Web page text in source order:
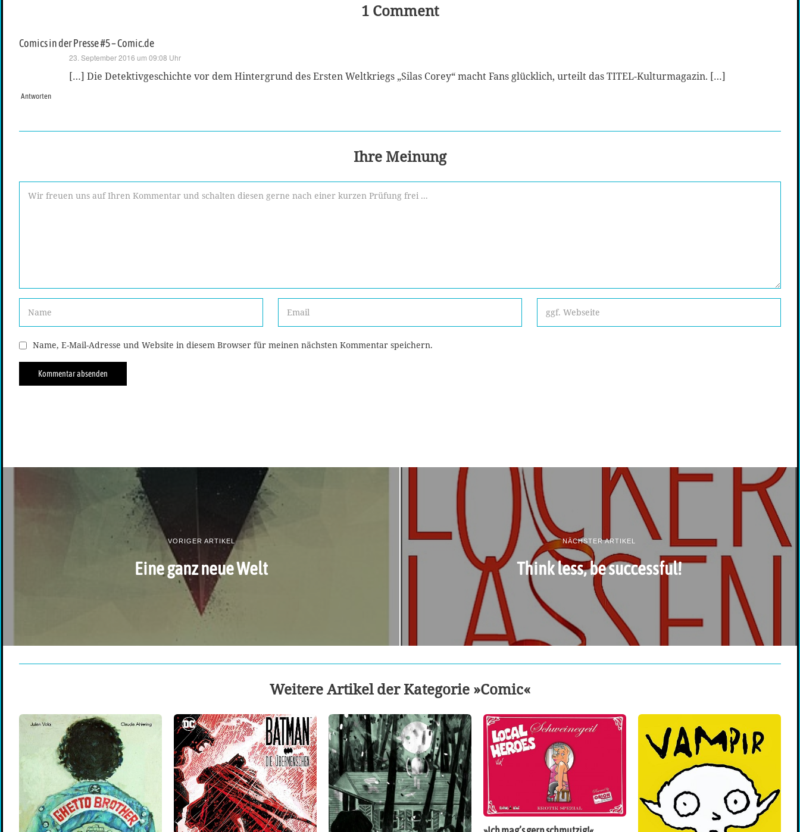
1 Comment
Comics in der Presse #5 – Comic.de
23. September 2016 um 09:08 Uhr
[…] Die Detektivgeschichte vor dem Hintergrund des Ersten Weltkriegs „Silas Corey“ macht Fans glücklich, urteilt das TITEL-Kulturmagazin. […]
Antworten
Ihre Meinung
Name, E-Mail-Adresse und Website in diesem Browser für meinen nächsten Kommentar speichern.
VORIGER ARTIKEL
Eine ganz neue Welt
NÄCHSTER ARTIKEL
Think less, be successful!
Weitere Artikel der Kategorie »Comic«